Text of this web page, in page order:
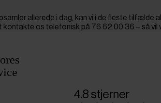
allerede i dag, kan vi i de fleste tilfælde
kontakte os telefonisk på 76 62 00 36 – så vil
4.8 stjerner